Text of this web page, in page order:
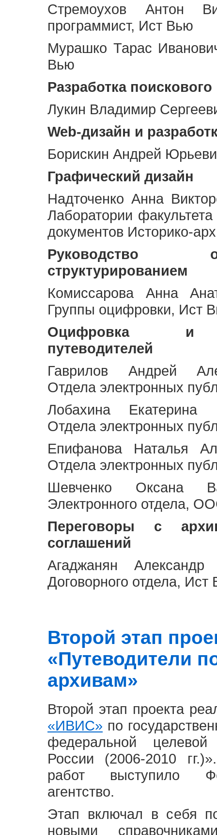
Стремоухов Антон
программист, Ист Вью
Мурашко Тарас
Вью
Разработка
Лукин Владимир
Web-дизайн и
Борискин Андрей
Графический дизайн
Надточенко Анна
Лаборатории
документов Историко-
Руководство
структурированием
Комиссарова Анна
Группы оцифровки, Ист
Оцифровка и
путеводителей
Гаврилов Андрей
Отдела электронных
Лобахина Екатерина
Отдела электронных
Епифанова Наталья
Отдела электронных
Шевченко Оксана
Электронного отдела,
Переговоры с
соглашений
Агаджанян Александр
Договорного отдела,
Второй этап
«Путеводители
архивам»
Второй этап проекта
«ИВИС» по
федеральной
России (2006-2010
работ выступило
агентство.
Этап включал в себя
новыми